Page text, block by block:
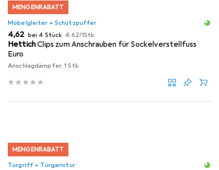
MENGENRABATT
Möbelgleiter + Schutzpuffer
EUR
4,62 bei 4 Stück EUR
4,62/1Stk.
HettichClips zum Anschrauben für Sockelverstellfuss
Euro
Anschlagdämpfer, 1 Stk.
MENGENRABATT
Türgriff + Türgarnitur